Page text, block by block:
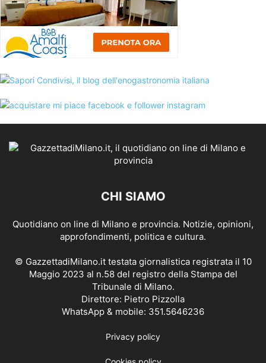
CHI SIAMO
Quotidiano on line di Milano e provincia. Notizie, opinioni,
approfondimenti, politica e cultura.
© GazzettadiMilano.it testata giornalistica registrata il 10
Maggio 2023 al n.58 del registro della Stampa del
Tribunale di Milano.
Direttore: Pietro Pizzolla
WhatsApp & mobile: 351.5646236
Privacy policy